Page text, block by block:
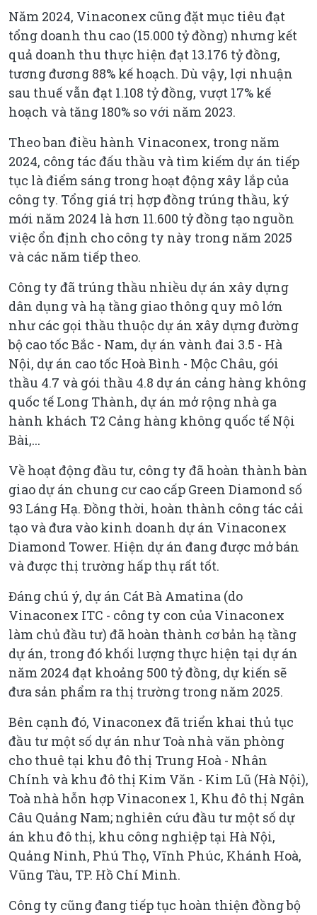
Năm 2024, Vinaconex cũng đặt mục tiêu đạt
tổng doanh thu cao (15.000 tỷ đồng) nhưng kết
quả doanh thu thực hiện đạt 13.176 tỷ đồng,
tương đương 88% kế hoạch. Dù vậy, lợi nhuận
sau thuế vẫn đạt 1.108 tỷ đồng, vượt 17% kế
hoạch và tăng 180% so với năm 2023.
Theo ban điều hành Vinaconex, trong năm
2024, công tác đấu thầu và tìm kiếm dự án tiếp
tục là điểm sáng trong hoạt động xây lắp của
công ty. Tổng giá trị hợp đồng trúng thầu, ký
mới năm 2024 là hơn 11.600 tỷ đồng tạo nguồn
việc ổn định cho công ty này trong năm 2025
và các năm tiếp theo.
Công ty đã trúng thầu nhiều dự án xây dựng
dân dụng và hạ tầng giao thông quy mô lớn
như các gọi thầu thuộc dự án xây dựng đường
bộ cao tốc Bắc - Nam, dự án vành đai 3.5 - Hà
Nội, dự án cao tốc Hoà Bình - Mộc Châu, gói
thầu 4.7 và gói thầu 4.8 dự án cảng hàng không
quốc tế Long Thành, dự án mở rộng nhà ga
hành khách T2 Cảng hàng không quốc tế Nội
Bài,...
Về hoạt động đầu tư, công ty đã hoàn thành bàn
giao dự án chung cư cao cấp Green Diamond số
93 Láng Hạ. Đồng thời, hoàn thành công tác cải
tạo và đưa vào kinh doanh dự án Vinaconex
Diamond Tower. Hiện dự án đang được mở bán
và được thị trường hấp thụ rất tốt.
Đáng chú ý, dự án Cát Bà Amatina (do
Vinaconex ITC - công ty con của Vinaconex
làm chủ đầu tư) đã hoàn thành cơ bản hạ tầng
dự án, trong đó khối lượng thực hiện tại dự án
năm 2024 đạt khoảng 500 tỷ đồng, dự kiến sẽ
đưa sản phẩm ra thị trường trong năm 2025.
Bên cạnh đó, Vinaconex đã triển khai thủ tục
đầu tư một số dự án như Toà nhà văn phòng
cho thuê tại khu đô thị Trung Hoà - Nhân
Chính và khu đô thị Kim Văn - Kim Lũ (Hà Nội),
Toà nhà hỗn hợp Vinaconex 1, Khu đô thị Ngân
Câu Quảng Nam; nghiên cứu đầu tư một số dự
án khu đô thị, khu công nghiệp tại Hà Nội,
Quảng Ninh, Phú Thọ, Vĩnh Phúc, Khánh Hoà,
Vũng Tàu, TP. Hồ Chí Minh.
Công ty cũng đang tiếp tục hoàn thiện đồng bộ